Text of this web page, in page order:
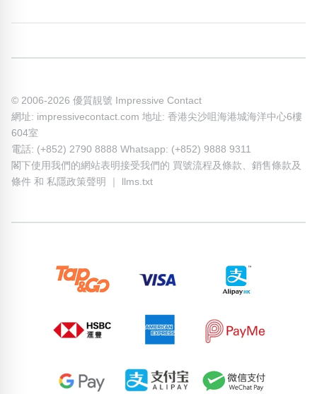
© 2006-2026 優質靚號 Impressive Contact
網址: impressivecontact.com 地址: 香港尖沙咀海港城海洋中心6樓
604室
電話: (+852) 2790 8888 Whatsapp: (+852) 9888 9311
閣下使用我們的網站表明接受我們的 買號流程及條款、 銷售條款及
條件 和 私隱政策聲明 llms.txt